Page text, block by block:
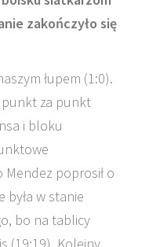
zakończyło się
łupem (1:0).
punkt za punkt
i bloku
poprosił o
była w stanie
bo na tablicy
(19:19). Kolejny